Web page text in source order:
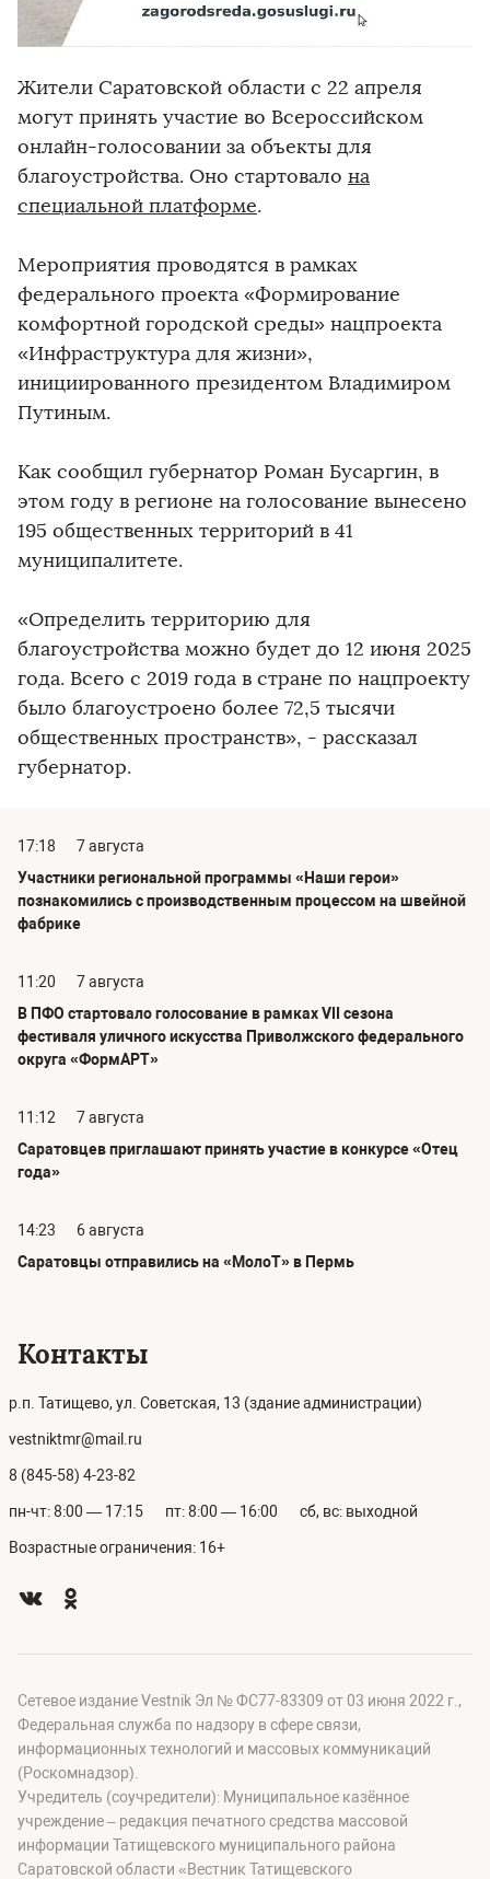
Жители Саратовской области с 22 апреля
могут принять участие во Всероссийском
онлайн-голосовании за объекты для
благоустройства. Оно стартовало на
специальной платформе.
Мероприятия проводятся в рамках
федерального проекта «Формирование
комфортной городской среды» нацпроекта
«Инфраструктура для жизни»,
инициированного президентом Владимиром
Путиным.
Как сообщил губернатор Роман Бусаргин, в
этом году в регионе на голосование вынесено
195 общественных территорий в 41
муниципалитете.
«Определить территорию для
благоустройства можно будет до 12 июня 2025
года. Всего с 2019 года в стране по нацпроекту
было благоустроено более 72,5 тысячи
общественных пространств», - рассказал
губернатор.
17:18
7 августа
Участники региональной программы «Наши герои»
познакомились с производственным процессом на швейной
фабрике
11:20
7 августа
В ПФО стартовало голосование в рамках VII сезона
фестиваля уличного искусства Приволжского федерального
округа «ФормАРТ»
11:12
7 августа
Саратовцев приглашают принять участие в конкурсе «Отец
года»
14:23
6 августа
Саратовцы отправились на «МолоТ» в Пермь
Контакты
р.п. Татищево, ул. Советская, 13 (здание администрации)
vestniktmr@mail.ru
8 (845-58) 4-23-82
пн-чт: 8:00 — 17:15 пт: 8:00 — 16:00 сб, вс: выходной
Возрастные ограничения: 16+
Сетевое издание Vestnik Эл № ФС77-83309 от 03 июня 2022 г.,
Федеральная служба по надзору в сфере связи,
информационных технологий и массовых коммуникаций
(Роскомнадзор).
Учредитель (соучредители): Муниципальное казённое
учреждение – редакция печатного средства массовой
информации Татищевского муниципального района
Саратовской области «Вестник Татищевского